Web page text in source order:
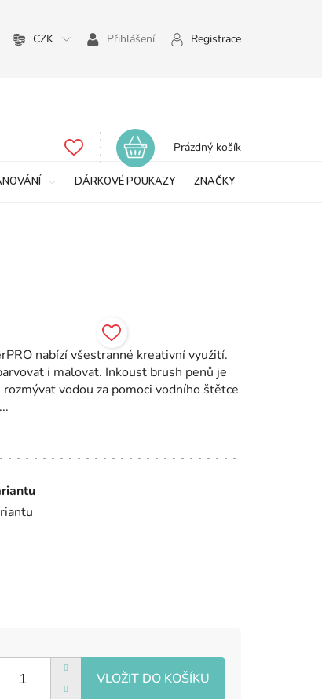
CZK Přihlášení Registrace
Nákupní
Prázdný košík
DÁRKOVÉ POUKAZY ZNAČKY
nabízí všestranné kreativní využití.
i malovat. Inkoust brush penů je
vodou za pomoci vodního štětce